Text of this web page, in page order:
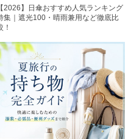
【2026】日傘おすすめ人気ランキング
集｜遮光100・晴雨兼用など徹底比
！